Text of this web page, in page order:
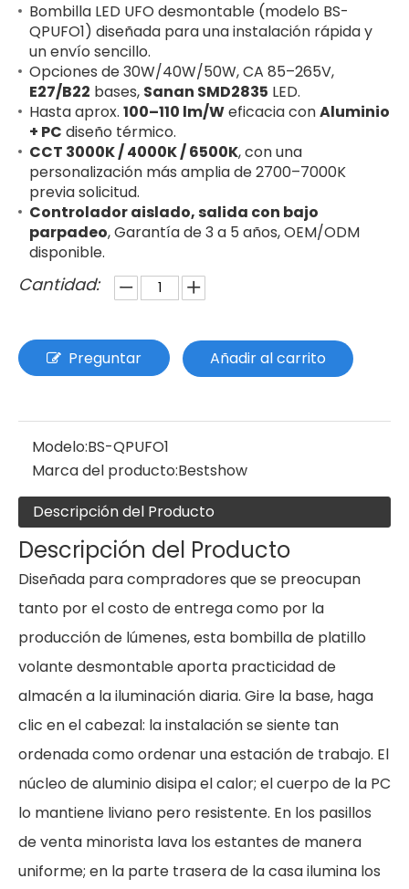
Bombilla LED UFO desmontable (modelo BS-
QPUFO1) diseñada para una instalación rápida y
un envío sencillo.
Opciones de 30W/40W/50W, CA 85–265V,
E27/B22 bases, Sanan SMD2835 LED.
Hasta aprox. 100–110 lm/Weficacia conAluminio
+ PC diseño térmico.
CCT 3000K / 4000K / 6500K, con una
personalización más amplia de 2700–7000K
previa solicitud.
Controlador aislado, salida con bajo
parpadeo, Garantía de 3 a 5 años, OEM/ODM
disponible.
Cantidad:
Preguntar Añadir al carrito
Modelo:BS-QPUFO1
Marca del producto:Bestshow
Descripción del Producto
Descripción del Producto
Diseñada para compradores que se preocupan
tanto por el costo de entrega como por la
producción de lúmenes, esta bombilla de platillo
volante desmontable aporta practicidad de
almacén a la iluminación diaria. Gire la base, haga
clic en el cabezal: la instalación se siente tan
ordenada como ordenar una estación de trabajo. El
núcleo de aluminio disipa el calor; el cuerpo de la PC
lo mantiene liviano pero resistente. En los pasillos
de venta minorista lava los estantes de manera
uniforme; en la parte trasera de la casa ilumina los